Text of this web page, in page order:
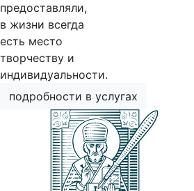
предоставляли,
в жизни всегда
есть место
творчеству и
индивидуальности.
подробности в услугах